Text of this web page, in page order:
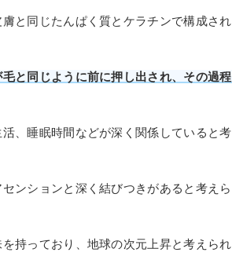
と同じたんぱく質とケラチンで構成され
と同じように前に押し出され、その過程
、睡眠時間などが深く関係していると考
ンションと深く結びつきがあると考えら
持っており、地球の次元上昇と考えられ